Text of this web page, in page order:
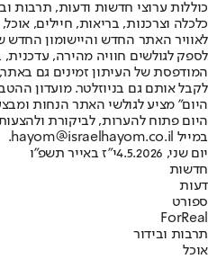
כוללות ערוצי חדשות ודעות, תרבות
לאוויר האתר החדש והיישומון
לספק לגולשים חוויה מהירה,
המודפסת של העיתון זמינים גם
לקבל אותם גם בניוזלטר. מועדון
היום" מציע לגולשי האתר הנחות
היום פתוח להערות, לביקורת
במייל hayom@israelhayom.co.il.
יום שני, 4.5.2026
י"ז באייר תשפ"ו
חדשות
דעות
ספורט
ForReal
תרבות ובידור
אוכל